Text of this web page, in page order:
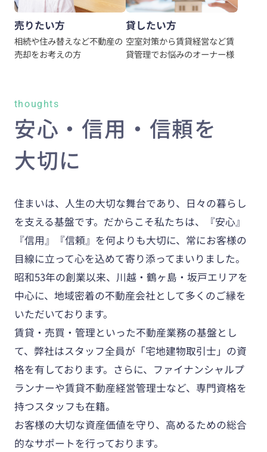
売りたい方
相続や住み替えなど不動産の
売却をお考えの方
貸したい方
空室対策から賃貸経営など賃
貸管理でお悩みのオーナー様
thoughts
安心・信用・信頼を
大切に
住まいは、人生の大切な舞台であり、日々の暮らし
を支える基盤です。だからこそ私たちは、『安心』
『信用』『信頼』を何よりも大切に、常にお客様の
目線に立って心を込めて寄り添ってまいりました。
昭和53年の創業以来、川越・鶴ヶ島・坂戸エリアを
中心に、地域密着の不動産会社として多くのご縁を
いただいております。
賃貸・売買・管理といった不動産業務の基盤とし
て、弊社はスタッフ全員が「宅地建物取引士」の資
格を有しております。さらに、ファイナンシャルプ
ランナーや賃貸不動産経営管理士など、専門資格を
持つスタッフも在籍。
お客様の大切な資産価値を守り、高めるための総合
的なサポートを行っております。